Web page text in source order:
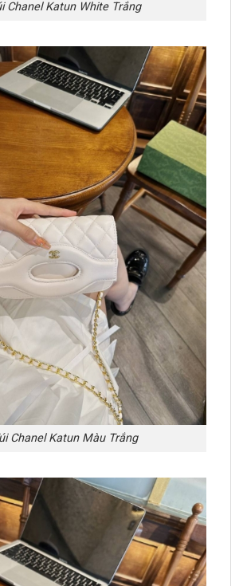
Chanel Katun White Trắng
Chanel Katun Màu Trắng